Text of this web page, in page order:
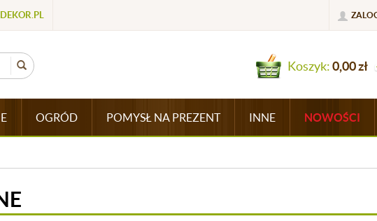
Koszyk:0,00zł
OGRÓD POMYSŁ NA PREZENT INNE NOWOŚCI